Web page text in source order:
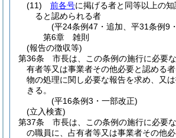
(11)
前各号に掲げる者と同等以上の
ると認められる者
(平24条例47・追加、平31条例9
第6章
雑則
(報告の徴収等)
第36条
市長は、この条例の施行に必要
有者等又は事業者その他必要と認める
物の処理に関し必要な報告を求め、又
きる。
(平16条例3・一部改正)
(立入検査)
第37条
市長は、この条例の施行に必要
の職員に、占有者等又は事業者その他